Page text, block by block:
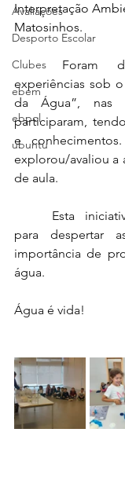
Avaliações
Desporto Escolar
Clubes
ebem
ebpol
ubuntu
Interpretação
Matosinhos.
	Foram dinamizadas várias
experiências sob
da Água”, nas
participaram,
e
explorou/avaliou a
de aula.
para despertar
importância de
água.
Água é vida!